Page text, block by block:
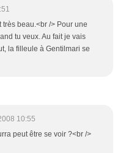
très beau.<br /> Pour une
tu veux. Au fait je vais
la filleule à Gentilmari se
10:55
peut être se voir ?<br />